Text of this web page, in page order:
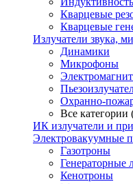
Кварцевые
Кварцевые
Излучатели звука,
Динамики
Микрофоны
Охранно-
Все категории
ИК излучатели и
Электровакуумные
Газотроны
Генераторные
Кенотроны